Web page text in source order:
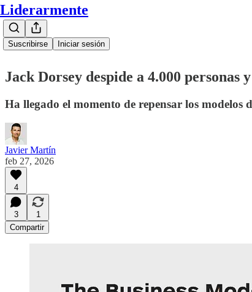
Liderarmente
Suscribirse Iniciar sesión
Jack Dorsey despide a 4.000 personas
Ha llegado el momento de repensar los modelos
Javier Martín
feb 27, 2026
4
3
1
Compartir